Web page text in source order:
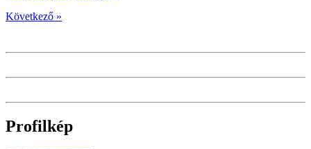
Következő »
Profilkép